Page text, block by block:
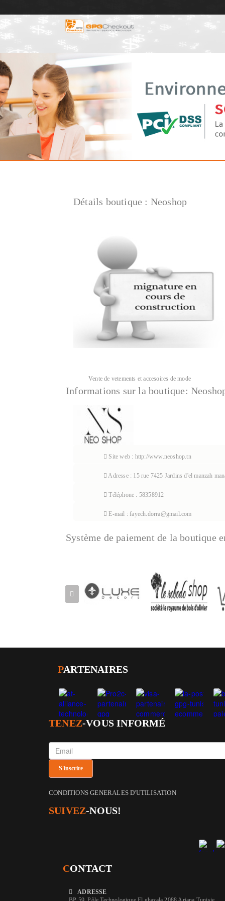
Détails boutique : Neoshop
Vente de vetements et accesoires de mode
Informations sur la boutique:
Site web : http://www.neoshop.tn
Adresse : 15 rue 7425 Jardins d'el manzah
Téléphone : 58358912
E-mail : fayech.dorra@gmail.com
Système de paiement de la boutique
PARTENAIRES
TENEZ-VOUS INFORMÉ
CONDITIONS GENERALES D'UTILISATION
SUIVEZ-NOUS!
CONTACT
ADRESSE